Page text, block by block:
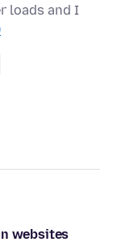
loads and I
websites